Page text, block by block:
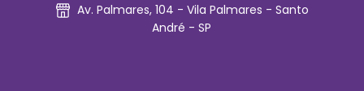
Av. Palmares, 104 - Vila Palmares - Santo
André - SP